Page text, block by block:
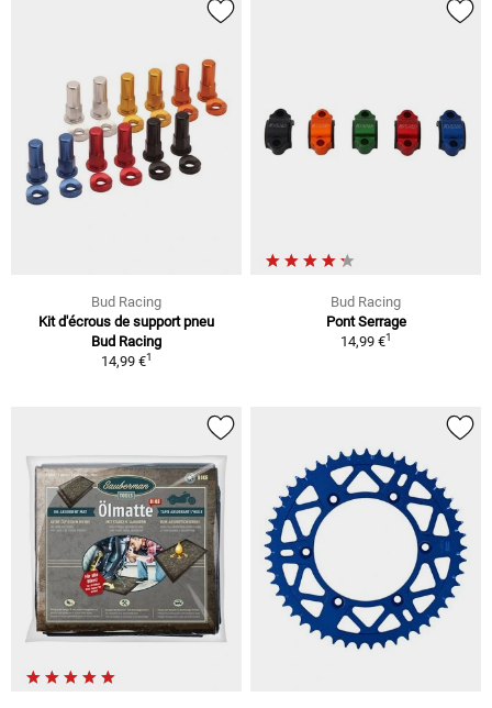
Bud Racing
Kit d'écrous de support pneu
Bud Racing
14,99 €1
Bud Racing
Pont Serrage
14,99 €1